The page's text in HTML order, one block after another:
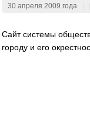
30 апреля 2009 года
Сайт системы
городу и его